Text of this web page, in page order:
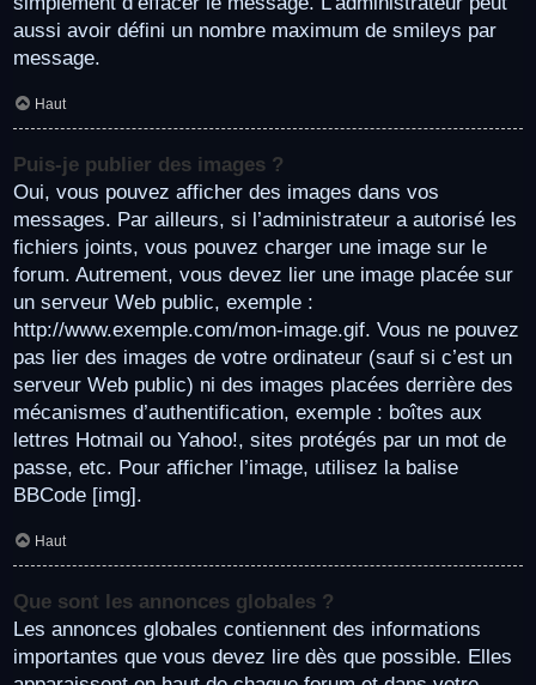
aussi avoir défini un nombre maximum de smileys par
message.
Haut
Puis-je publier des images ?
Oui, vous pouvez afficher des images dans vos
messages. Par ailleurs, si l’administrateur a autorisé les
fichiers joints, vous pouvez charger une image sur le
forum. Autrement, vous devez lier une image placée sur
un serveur Web public, exemple :
http://www.exemple.com/mon-image.gif. Vous ne pouvez
pas lier des images de votre ordinateur (sauf si c’est un
serveur Web public) ni des images placées derrière des
mécanismes d’authentification, exemple : boîtes aux
lettres Hotmail ou Yahoo!, sites protégés par un mot de
passe, etc. Pour afficher l’image, utilisez la balise
BBCode [img].
Haut
Que sont les annonces globales ?
Les annonces globales contiennent des informations
importantes que vous devez lire dès que possible. Elles